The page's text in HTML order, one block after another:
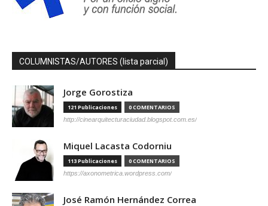
COLUMNISTAS/AUTORES (lista parcial)
Jorge Gorostiza
121 Publicaciones 0 COMENTARIOS
http://cinearquitecturaciudad.blogspot.com.es/
Miquel Lacasta Codorniu
113 Publicaciones 0 COMENTARIOS
https://axonometrica.wordpress.com/
José Ramón Hernández Correa